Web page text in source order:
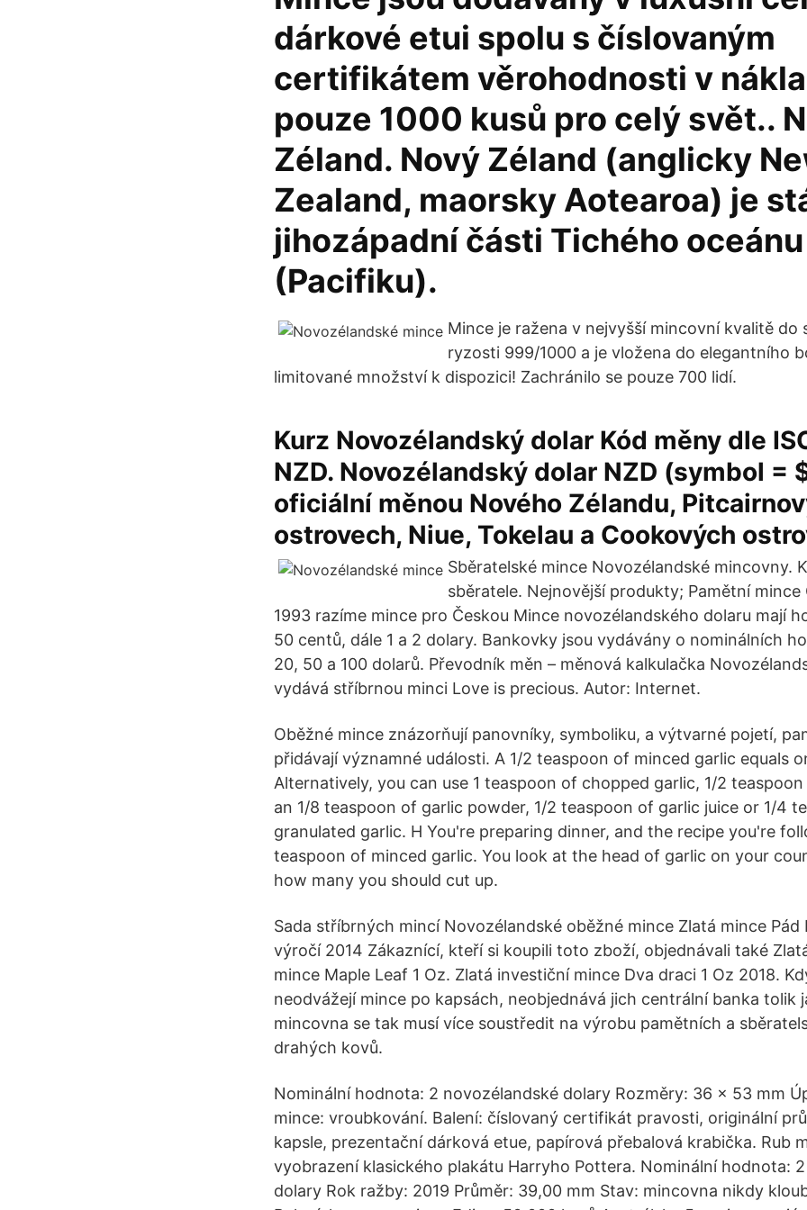
dárkové etui spolu s číslovaným
certifikátem věrohodnosti v
pouze 1000 kusů pro celý svět..
Zéland. Nový Zéland (anglicky
Zealand, maorsky Aotearoa) je
jihozápadní části Tichého oceánu
(Pacifiku).
Mince je ražena v nejvyšší mincovní kvalitě do
ryzosti 999/1000 a je vložena do elegantního
limitované množství k dispozici! Zachránilo se pouze 700 lidí.
Kurz Novozélandský dolar Kód měny dle
NZD. Novozélandský dolar NZD (symbol =
oficiální měnou Nového Zélandu,
ostrovech, Niue, Tokelau a Cookových
Sběratelské mince Novozélandské mincovny.
sběratele. Nejnovější produkty; Pamětní mince
1993 razíme mince pro Českou Mince novozélandského dolaru mají
50 centů, dále 1 a 2 dolary. Bankovky jsou vydávány o nominálních
20, 50 a 100 dolarů. Převodník měn – měnová kalkulačka
vydává stříbrnou minci Love is precious. Autor: Internet.
Oběžné mince znázorňují panovníky, symboliku, a výtvarné pojetí,
přidávají významné události. A 1/2 teaspoon of minced garlic equals
Alternatively, you can use 1 teaspoon of chopped garlic, 1/2
an 1/8 teaspoon of garlic powder, 1/2 teaspoon of garlic juice or 1/4
granulated garlic. H You're preparing dinner, and the recipe you're
teaspoon of minced garlic. You look at the head of garlic on your
how many you should cut up.
Sada stříbrných mincí Novozélandské oběžné mince Zlatá mince Pád
výročí 2014 Zákaznící, kteří si koupili toto zboží, objednávali také
mince Maple Leaf 1 Oz. Zlatá investiční mince Dva draci 1 Oz 2018.
neodvážejí mince po kapsách, neobjednává jich centrální banka tolik
mincovna se tak musí více soustředit na výrobu pamětních a
drahých kovů.
Nominální hodnota: 2 novozélandské dolary Rozměry: 36 x 53 mm
mince: vroubkování. Balení: číslovaný certifikát pravosti, originální
kapsle, prezentační dárková etue, papírová přebalová krabička. Rub
vyobrazení klasického plakátu Harryho Pottera. Nominální hodnota:
dolary Rok ražby: 2019 Průměr: 39,00 mm Stav: mincovna nikdy